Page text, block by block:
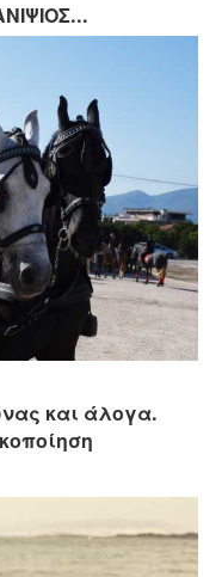
και άλογα.